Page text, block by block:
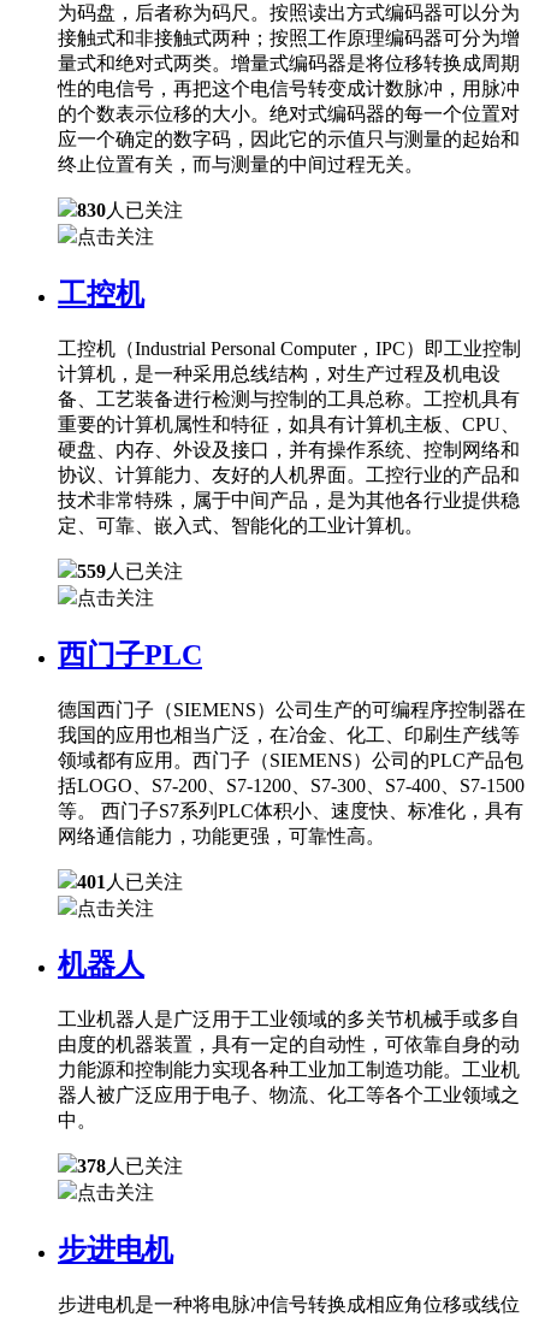
为码盘，后者称为码尺。按照读出方式编码器可以分为
接触式和非接触式两种；按照工作原理编码器可分为增
量式和绝对式两类。增量式编码器是将位移转换成周期
性的电信号，再把这个电信号转变成计数脉冲，用脉冲
的个数表示位移的大小。绝对式编码器的每一个位置对
应一个确定的数字码，因此它的示值只与测量的起始和
终止位置有关，而与测量的中间过程无关。
830人已关注
点击关注
工控机
工控机（Industrial Personal Computer，IPC）即工业控制
计算机，是一种采用总线结构，对生产过程及机电设
备、工艺装备进行检测与控制的工具总称。工控机具有
重要的计算机属性和特征，如具有计算机主板、CPU、
硬盘、内存、外设及接口，并有操作系统、控制网络和
协议、计算能力、友好的人机界面。工控行业的产品和
技术非常特殊，属于中间产品，是为其他各行业提供稳
定、可靠、嵌入式、智能化的工业计算机。
559人已关注
点击关注
西门子PLC
德国西门子（SIEMENS）公司生产的可编程序控制器在
我国的应用也相当广泛，在冶金、化工、印刷生产线等
领域都有应用。西门子（SIEMENS）公司的PLC产品包
括LOGO、S7-200、S7-1200、S7-300、S7-400、S7-1500
等。 西门子S7系列PLC体积小、速度快、标准化，具有
网络通信能力，功能更强，可靠性高。
401 人已关注
点击关注
机器人
工业机器人是广泛用于工业领域的多关节机械手或多自
由度的机器装置，具有一定的自动性，可依靠自身的动
力能源和控制能力实现各种工业加工制造功能。工业机
器人被广泛应用于电子、物流、化工等各个工业领域之
中。
378人已关注
点击关注
步进电机
步进电机是一种将电脉冲信号转换成相应角位移或线位